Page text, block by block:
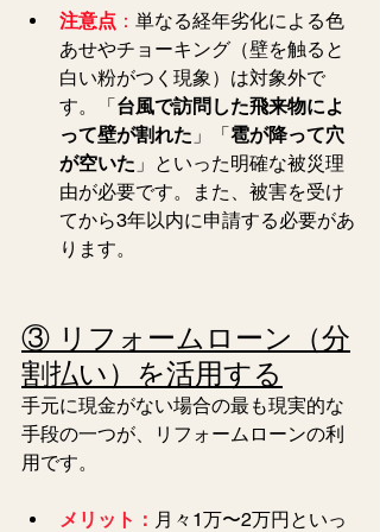
注意点 ： 単なる経年劣化による色
あせやチョーキング（壁を触ると
白い粉がつく現象）は対象外で
す。「台風で訪問した飛来物によ
って壁が割れた 」「雹が降って穴
が空いた 」といった明確な被災理
由が必要です。また、被害を受け
てから3年以内に申請する必要があ
ります。
③ リフォームローン（分
割払い）を活用する
手元に現金がない場合の最も現実的な
手段の一つが、リフォームローンの利
用です。
メリット： 月々1万〜2万円といっ